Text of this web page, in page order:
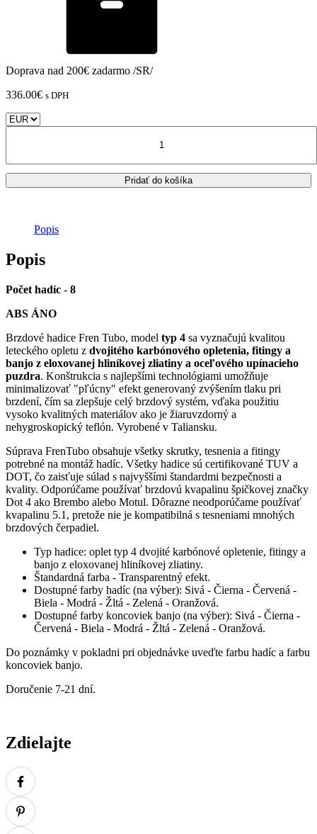
Doprava nad 200€ zadarmo /SR/
336.00€ s DPH
TUBO
4
/carbon/
Pridať do košíka
Popis
Popis
Počet hadíc - 8
ABS ÁNO
Brzdové hadice Fren Tubo, model typ 4 sa vyznačujú kvalitou
leteckého opletu z dvojitého karbónového opletenia, fitingy a
banjo z eloxovanej hliníkovej zliatiny a oceľového upínacieho
puzdra. Konštrukcia s najlepšími technológiami umožňuje
minimalizovať "pľúcny" efekt generovaný zvýšením tlaku pri
brzdení, čím sa zlepšuje celý brzdový systém, vďaka použitiu
vysoko kvalitných materiálov ako je žiaruvzdorný a
nehygroskopický teflón. Vyrobené v Taliansku.
Súprava FrenTubo obsahuje všetky skrutky, tesnenia a fitingy
potrebné na montáž hadíc. Všetky hadice sú certifikované TUV a
DOT, čo zaisťuje súlad s najvyššími štandardmi bezpečnosti a
kvality. Odporúčame používať brzdovú kvapalinu špičkovej značky
Dot 4 ako Brembo alebo Motul. Dôrazne neodporúčame používať
kvapalinu 5.1, pretože nie je kompatibilná s tesneniami mnohých
brzdových čerpadiel.
Typ hadice: oplet typ 4 dvojité karbónové opletenie, fitingy a
banjo z eloxovanej hliníkovej zliatiny.
Štandardná farba - Transparentný efekt.
Dostupné farby hadíc (na výber): Sivá - Čierna - Červená -
Biela - Modrá - Žltá - Zelená - Oranžová.
Dostupné farby koncoviek banjo (na výber): Sivá - Čierna -
Červená - Biela - Modrá - Žltá - Zelená - Oranžová.
Do poznámky v pokladni pri objednávke uveďte farbu hadíc a farbu
koncoviek banjo.
Doručenie 7-21 dní.
Zdielajte